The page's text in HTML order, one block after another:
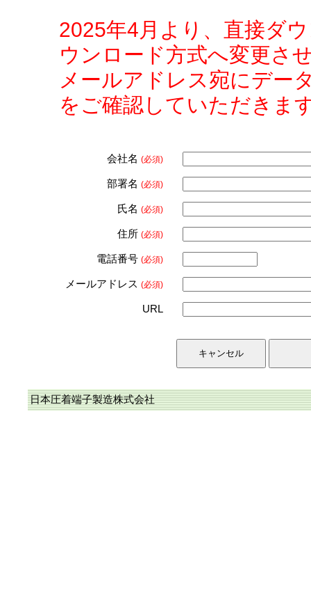
2025年4月より、直接ダ
ウンロード方式へ変更さ
メールアドレス宛にデー
をご確認していただきま
会社名 (必須)
部署名 (必須)
氏名 (必須)
住所 (必須)
電話番号 (必須)
メールアドレス (必須)
URL
日本圧着端子製造株式会社